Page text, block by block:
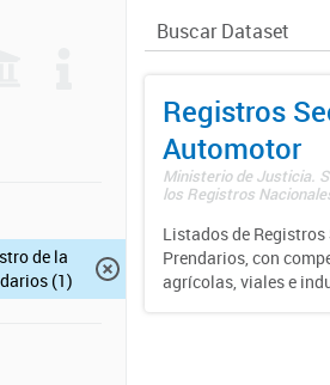
de la
(1)
Registros
Automotor
Ministerio de Justicia.
los Registros
Listados de
Prendarios, con
agrícolas, viales e